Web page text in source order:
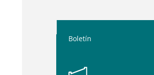
Boletín